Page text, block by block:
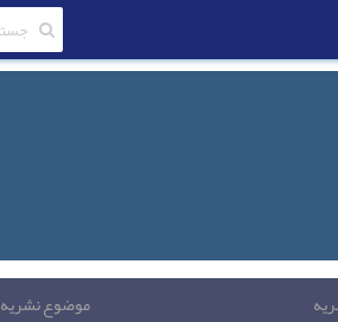
موضوع نشریه